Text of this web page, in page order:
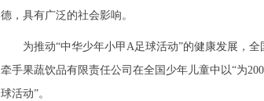
德，具有广泛的社会影响。
为推动“中华少年小甲A足球活动”的健康发展，全
牵手果蔬饮品有限责任公司在全国少年儿童中以“为
球活动”。